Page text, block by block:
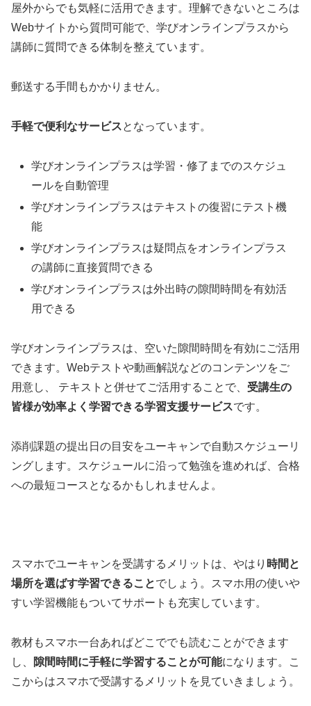
屋外からでも気軽に活用できます。理解できないところは
Webサイトから質問可能で、学びオンラインプラスから
講師に質問できる体制を整えています。
郵送する手間もかかりません。
手軽で便利なサービスとなっています。
学びオンラインプラスは学習・修了までのスケジュ
ールを自動管理
学びオンラインプラスはテキストの復習にテスト機
能
学びオンラインプラスは疑問点をオンラインプラス
の講師に直接質問できる
学びオンラインプラスは外出時の隙間時間を有効活
用できる
学びオンラインプラスは、空いた隙間時間を有効にご活用
できます。Webテストや動画解説などのコンテンツをご
用意し、 テキストと併せてご活用することで、 受講生の
皆様が効率よく学習できる学習支援サービスです。
添削課題の提出日の目安をユーキャンで自動スケジューリ
ングします。スケジュールに沿って勉強を進めれば、合格
への最短コースとなるかもしれませんよ。
スマホでユーキャンを受講するメリットは、やはり 時間と
場所を選ばす学習できることでしょう。スマホ用の使いや
すい学習機能もついてサポートも充実しています。
教材もスマホ一台あればどこででも読むことができます
し、
隙間時間に手軽に学習することが可能になります。こ
こからはスマホで受講するメリットを見ていきましょう。